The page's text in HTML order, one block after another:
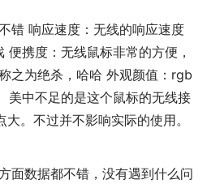
错 响应速度：无线的响应速度
携度：无线鼠标非常的方便，
之为绝杀，哈哈 外观颜值：rgb
美中不足的是这个鼠标的无线接
。不过并不影响实际的使用。
面数据都不错，没有遇到什么问